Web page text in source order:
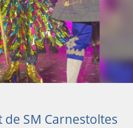
SM Carnestoltes